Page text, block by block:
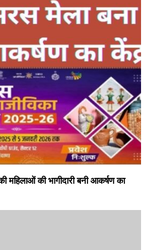
की भागीदारी बनी आकर्षण का